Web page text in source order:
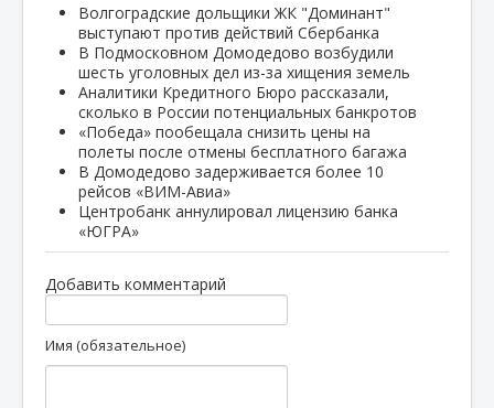
Волгоградские дольщики ЖК "Доминант"
выступают против действий Сбербанка
В Подмосковном Домодедово возбудили
шесть уголовных дел из-за хищения земель
Аналитики Кредитного Бюро рассказали,
сколько в России потенциальных банкротов
«Победа» пообещала снизить цены на
полеты после отмены бесплатного багажа
В Домодедово задерживается более 10
рейсов «ВИМ-Авиа»
Центробанк аннулировал лицензию банка
«ЮГРА»
Добавить комментарий
Имя (обязательное)